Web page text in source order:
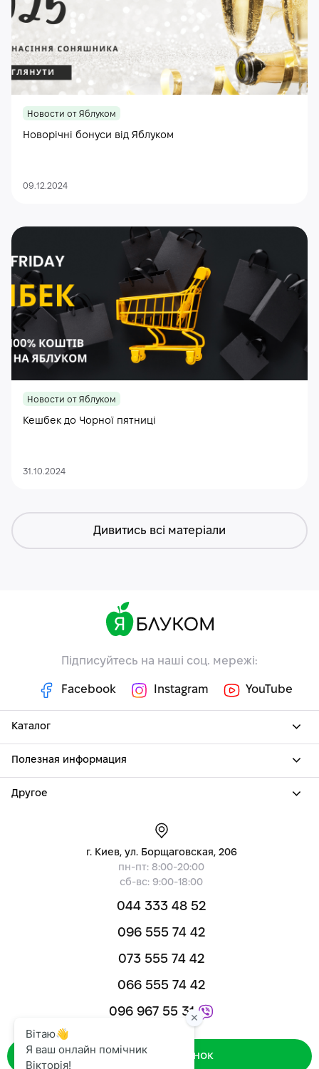
Новости от Яблуком
Новорічні бонуси від Яблуком
09.12.2024
Новости от Яблуком
Кешбек до Чорної пятниці
31.10.2024
Дивитись всі матеріали
Підписуйтесь на наші соц. мережі:
Facebook Instagram YouTube
Каталог
Полезная информация
Другое
г. Киев, ул. Борщаговская, 206
пн-пт: 8:00-20:00
сб-вс: 9:00-18:00
044 333 48 52
096 555 74 42
073 555 74 42
066 555 74 42
096 967 55 31
Зворотний дзвінок